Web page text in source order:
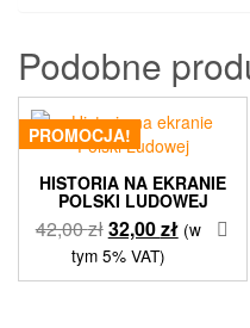
Podobne
PROMOCJA!
HISTORIA NA EKRANIE
POLSKI LUDOWEJ
42,00złPierwotna
cena
wynosiła:
32,00złAktualna
wynosi:
(w
tym 5% VAT)